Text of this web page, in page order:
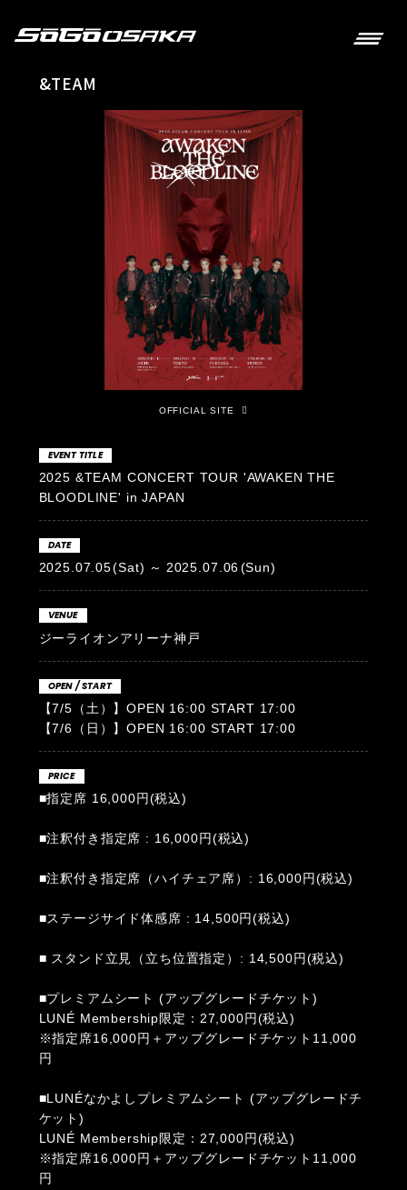
&TEAM
OFFICIAL SITE
EVENT TITLE
2025 &TEAM CONCERT TOUR 'AWAKEN THE
BLOODLINE' in JAPAN
DATE
2025.07.05(Sat) 2025.07.06(Sun)
VENUE
ジーライオンアリーナ神戸
OPEN / START
【7/5（土）】OPEN 16:00 START 17:00
【7/6（日）】OPEN 16:00 START 17:00
PRICE
■指定席 16,000円(税込)
■注釈付き指定席 : 16,000円(税込)
■注釈付き指定席（ハイチェア席）: 16,000円(税込)
■ステージサイド体感席 : 14,500円(税込)
■ スタンド立見（立ち位置指定）: 14,500円(税込)
■プレミアムシート (アップグレードチケット)
LUNÉ Membership限定：27,000円(税込)
※指定席16,000円＋アップグレードチケット11,000
円
■LUNÉなかよしプレミアムシート (アップグレードチ
ケット)
LUNÉ Membership限定：27,000円(税込)
※指定席16,000円＋アップグレードチケット11,000
円